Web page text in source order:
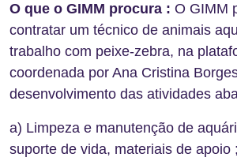
O que o GIMM procura : O GIMM
contratar um técnico de animais
trabalho com peixe-zebra, na
coordenada por Ana Cristina
desenvolvimento das atividades
a) Limpeza e manutenção de
suporte de vida, materiais de apoio ;